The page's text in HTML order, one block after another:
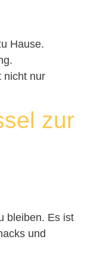
Hause.
nicht nur
zur
bleiben. Es ist
und